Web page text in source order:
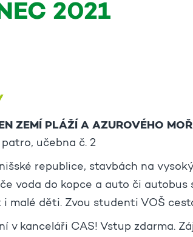
2021
ZEMÍ PLÁŽÍ A AZUROVÉHO
patro, učebna č. 2
republice, stavbách na
voda do kopce a auto či
malé děti. Zvou studenti VOŠ
v kanceláři CAS! Vstup zdarma.